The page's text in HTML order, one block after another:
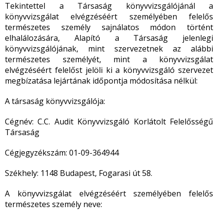
Tekintettel a Társaság könyvvizsgálójánál a
könyvvizsgálat elvégzéséért személyében felelős
természetes személy sajnálatos módon történt
elhalálozására, Alapító a Társaság jelenlegi
könyvvizsgálójának, mint szervezetnek az alábbi
természetes személyét, mint a könyvvizsgálat
elvégzéséért felelőst jelöli ki a könyvvizsgáló szervezet
megbízatása lejártának időpontja módosítása nélkül:
A társaság könyvvizsgálója:
Cégnév: C.C. Audit Könyvvizsgáló Korlátolt Felelősségű
Társaság
Cégjegyzékszám: 01-09-364944
Székhely: 1148 Budapest, Fogarasi út 58.
A könyvvizsgálat elvégzéséért személyében felelős
természetes személy neve: